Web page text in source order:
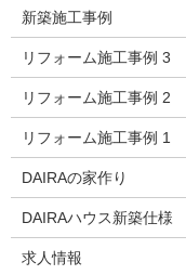
新築施工事例
リフォーム施工事例 3
リフォーム施工事例 2
リフォーム施工事例 1
DAIRAの家作り
DAIRAハウス新築仕様
求人情報